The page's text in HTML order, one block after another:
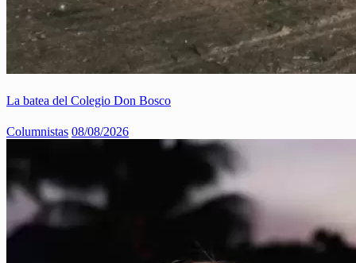
La batea del Colegio Don Bosco
Columnistas 08/08/2026